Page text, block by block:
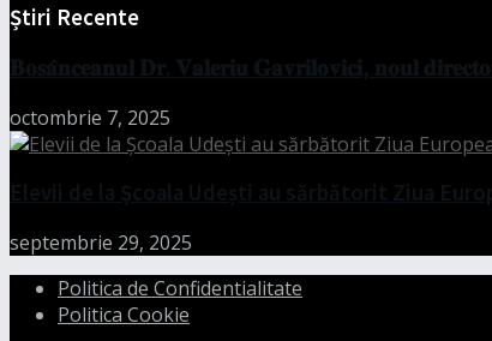
Știri Recente
octombrie 7, 2025
septembrie 29, 2025
Politica de Confidentialitate
Politica Cookie